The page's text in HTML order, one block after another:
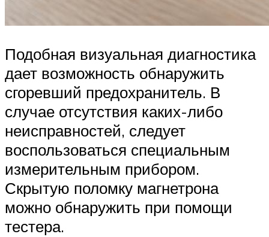
Подобная визуальная диагностика
дает возможность обнаружить
сгоревший предохранитель. В
случае отсутствия каких-либо
неисправностей, следует
воспользоваться специальным
измерительным прибором.
Скрытую поломку магнетрона
можно обнаружить при помощи
тестера.